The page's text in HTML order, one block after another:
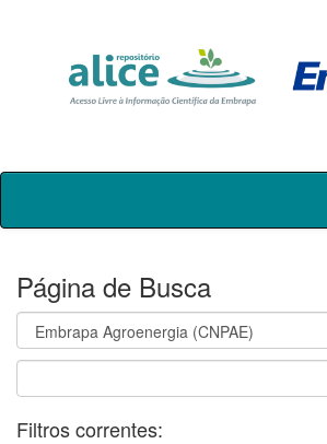
Skip
Página de Busca
Filtros correntes: